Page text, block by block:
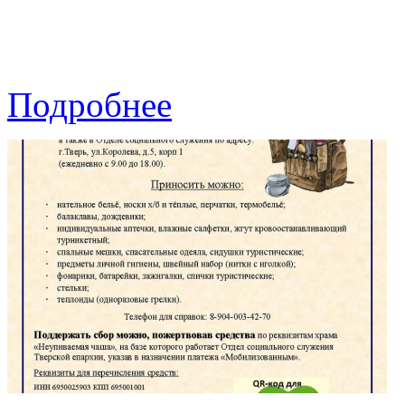
Подробнее